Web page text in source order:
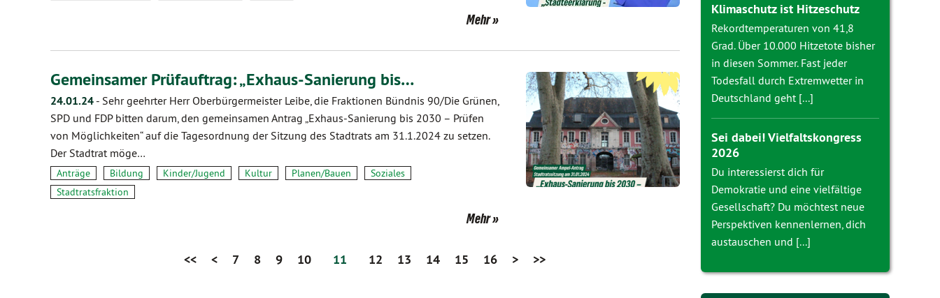
Mehr
Gemeinsamer Prüfauftrag: „Exhaus-Sanierung bis…
24.01.24 - Sehr geehrter Herr Oberbürgermeister Leibe, die Fraktionen Bündnis 90/Die Grünen,
SPD und FDP bitten darum, den gemeinsamen Antrag „Exhaus-Sanierung bis 2030 – Prüfen
von Möglichkeiten“ auf die Tagesordnung der Sitzung des Stadtrats am 31.1.2024 zu setzen.
Der Stadtrat möge…
Anträge Bildung Kinder/Jugend Kultur Planen/Bauen
Soziales
Stadtratsfraktion
Mehr
<< < 7 8 9 10 11 12 13 14 15 16 > >>
Klimaschutz ist Hitzeschutz
Rekordtemperaturen von 41,8
Grad. Über 10.000 Hitzetote bisher
in diesen Sommer. Fast jeder
Todesfall durch Extremwetter in
Deutschland geht [...]
Sei dabei! Vielfaltskongress
2026
Du interessierst dich für
Demokratie und eine vielfältige
Gesellschaft? Du möchtest neue
Perspektiven kennenlernen, dich
austauschen und [...]